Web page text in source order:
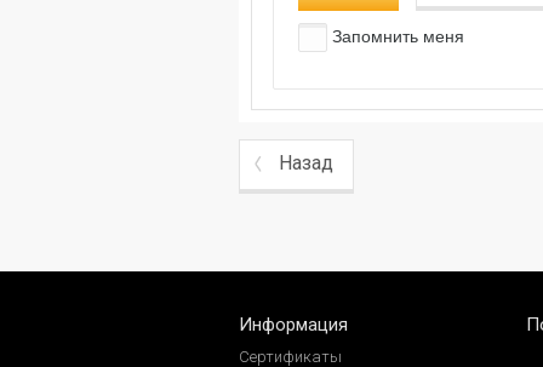
Запомнить меня
Назад
Информация
Сертификаты